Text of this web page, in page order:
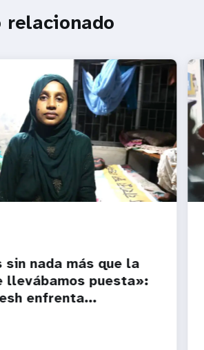
relacionado
sin nada más que la
llevábamos puesta»:
enfrenta...